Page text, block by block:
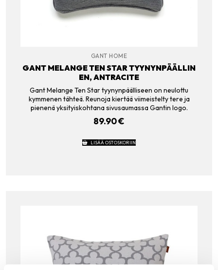
GANT HOME
GANT MELANGE TEN STAR TYYNYNPÄÄLLIN
EN, ANTRACITE
Gant Melange Ten Star tyynynpäälliseen on neulottu
kymmenen tähteä. Reunoja kiertää viimeistelty tere ja
pienenä yksityiskohtana sivusaumassa Gantin logo.
89.90€
LISÄÄ OSTOSKORIIN